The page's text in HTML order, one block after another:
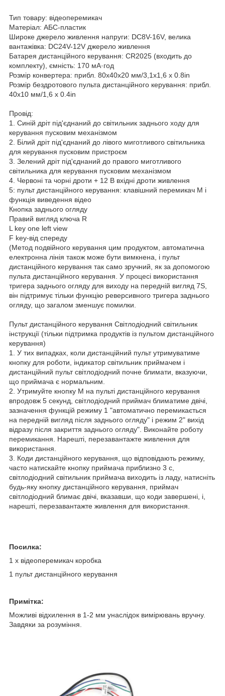
Тип товару: відеоперемикач
Матеріал: АБС-пластик
Широке джерело живлення напруги: DC8V-16V, велика
вантажівка: DC24V-12V джерело живлення
Батарея дистанційного керування: CR2025 (входить до
комплекту), ємність: 170 мА·год
Розмір конвертера: прибл. 80x40x20 мм/3,1x1,6 x 0.8in
Розмір бездротового пульта дистанційного керування: прибл.
40x10 мм/1,6 x 0.4in
Провід:
1. Синій дріт під'єднаний до світильник заднього ходу для
керування пусковим механізмом
2. Білий дріт під'єднаний до лівого миготливого світильника
для керування пусковим пристроєм
3. Зелений дріт під'єднаний до правого миготливого
світильника для керування пусковим механізмом
4. Червоні та чорні дроти + 12 В вхідні дроти живлення
5: пульт дистанційного керування: клавішний перемикач M і
функція виведення відео
Кнопка заднього огляду
Правий вигляд ключа R
L key one left view
F key-від спереду
(Метод подвійного керування цим продуктом, автоматична
електронна лінія також може бути вимкнена, і пульт
дистанційного керування так само зручний, як за допомогою
пульта дистанційного керування. У процесі використання
тригера заднього огляду для виходу на передній вигляд 7S,
він підтримує тільки функцію реверсивного тригера заднього
огляду, що загалом зменшує помилки.
Пульт дистанційного керування Світлодіодний світильник
інструкції (тільки підтримка продуктів із пультом дистанційного
керування)
1. У тих випадках, коли дистанційний пульт утримуватиме
кнопку для роботи, індикатор світильник приймачем і
дистанційний пульт світлодіодний почне блимати, вказуючи,
що приймача є нормальним.
2. Утримуйте кнопку M на пульті дистанційного керування
впродовж 5 секунд, світлодіодний приймач блиматиме двічі,
зазначення функцій режиму 1 "автоматично перемикається
на передній вигляд після заднього огляду" і режим 2" вихід
відразу після закриття заднього огляду". Виконайте роботу
перемикання. Нарешті, перезавантажте живлення для
використання.
3. Коди дистанційного керування, що відповідають режиму,
часто натискайте кнопку приймача приблизно 3 с,
світлодіодний світильник приймача виходить із ладу, натисніть
будь-яку кнопку дистанційного керування, приймач
світлодіодний блимає двічі, вказавши, що коди завершені, і,
нарешті, перезавантажте живлення для використання.
Посилка:
1 x відеоперемикач коробка
1 пульт дистанційного керування
Примітка:
Можливі відхилення в 1-2 мм унаслідок вимірювань вручну.
Завдяки за розуміння.